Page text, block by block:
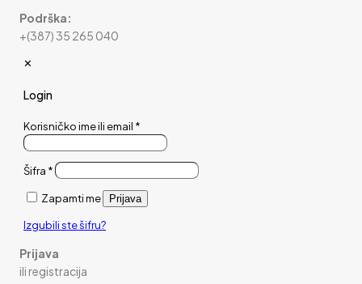
Podrška:
+(387) 35 265 040
✕
Login
Korisničko ime ili email *
Šifra *
Zapamti me Prijava
Izgubili ste šifru?
Prijava
ili registracija